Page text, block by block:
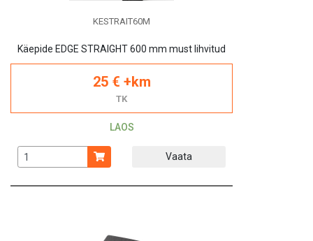
KESTRAIT60M
Käepide EDGE STRAIGHT 600 mm must lihvitud
25 € +km
TK
LAOS
Vaata